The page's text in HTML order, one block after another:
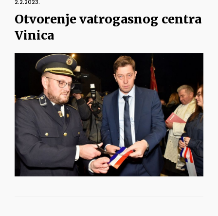
2.2.2023.
Otvorenje vatrogasnog centra
Vinica